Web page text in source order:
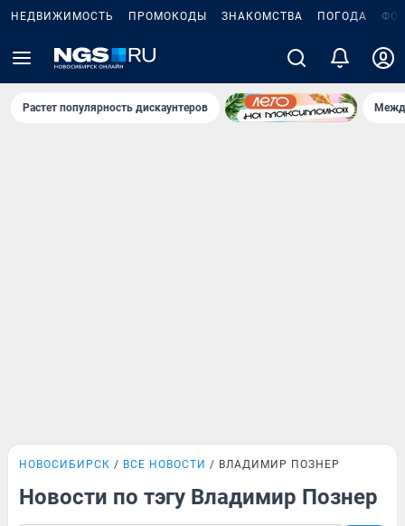
НЕДВИЖИМОСТЬ ПРОМОКОДЫ ЗНАКОМСТВА ПОГОДА
Растет популярность дискаунтеров
НОВОСИБИРСК ВСЕ НОВОСТИ ВЛАДИМИР ПОЗНЕР
Новости по тэгу Владимир Познер